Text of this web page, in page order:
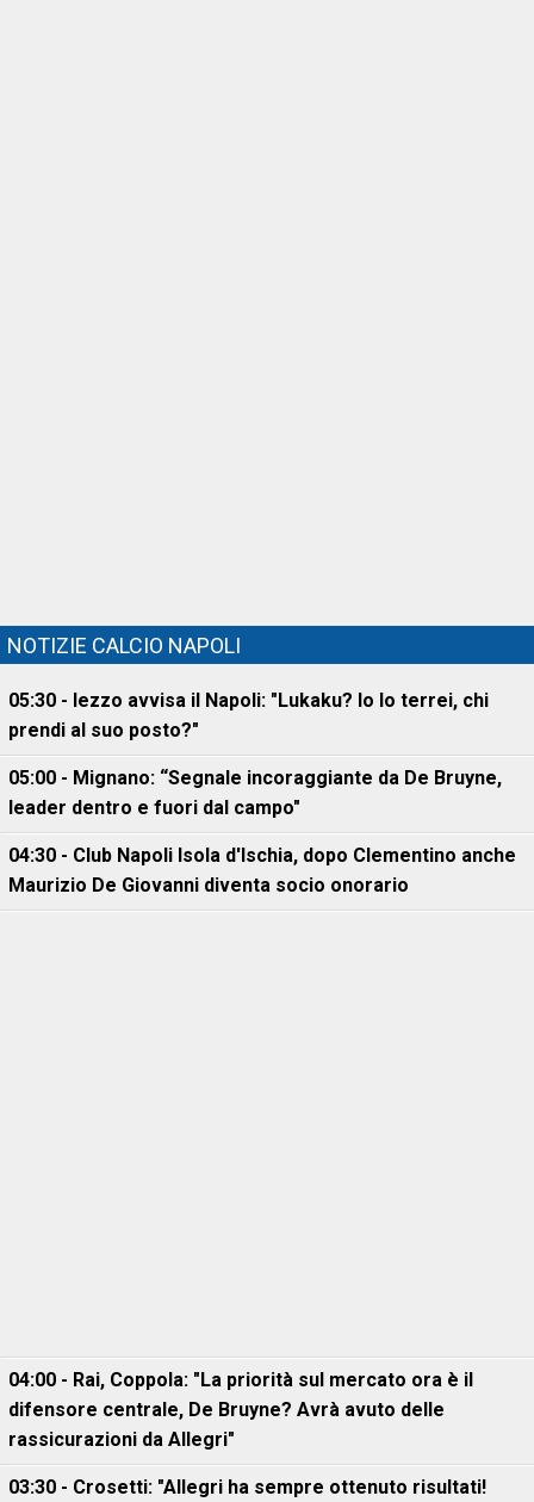
NOTIZIE CALCIO NAPOLI
05:30 - Iezzo avvisa il Napoli: "Lukaku? Io lo terrei, chi
prendi al suo posto?"
05:00 - Mignano: “Segnale incoraggiante da De Bruyne,
leader dentro e fuori dal campo"
04:30 - Club Napoli Isola d'Ischia, dopo Clementino anche
Maurizio De Giovanni diventa socio onorario
04:00 - Rai, Coppola: "La priorità sul mercato ora è il
difensore centrale, De Bruyne? Avrà avuto delle
rassicurazioni da Allegri"
03:30 - Crosetti: "Allegri ha sempre ottenuto risultati!